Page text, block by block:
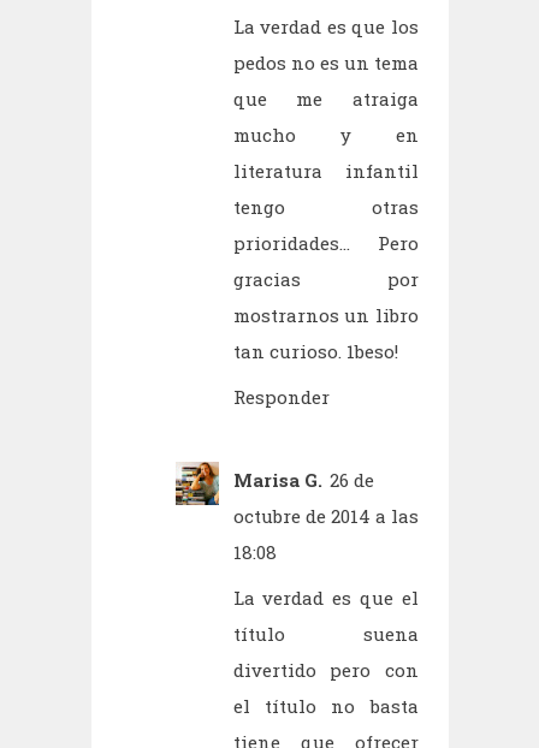
La verdad es que los
pedos no es un tema
que me atraiga
mucho y en
literatura infantil
tengo otras
prioridades... Pero
gracias por
mostrarnos un libro
tan curioso. 1beso!
Responder
Marisa G. 26 de
octubre de 2014 a las
18:08
La verdad es que el
título suena
divertido pero con
el título no basta
tiene que ofrecer